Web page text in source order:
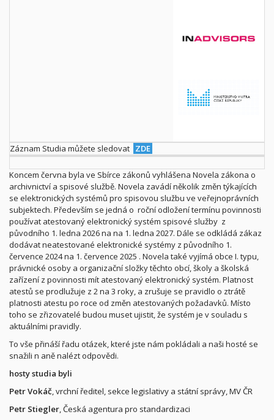
Záznam Studia můžete sledovat ZDE
Koncem června byla ve Sbírce zákonů vyhlášena Novela zákona o
archivnictví a spisové službě. Novela zavádí několik změn týkajících
se elektronických systémů pro spisovou službu ve veřejnoprávních
subjektech. Především se jedná o roční odložení termínu povinnosti
používat atestovaný elektronický systém spisové služby z
původního 1. ledna 2026 na na 1. ledna 2027. Dále se odkládá zákaz
dodávat neatestované elektronické systémy z původního 1.
července 2024 na 1. července 2025 . Novela také vyjímá obce I. typu,
právnické osoby a organizační složky těchto obcí, školy a školská
zařízení z povinnosti mít atestovaný elektronický systém. Platnost
atestů se prodlužuje z 2 na 3 roky, a zrušuje se pravidlo o ztrátě
platnosti atestu po roce od změn atestovaných požadavků. Místo
toho se zřizovatelé budou muset ujistit, že systém je v souladu s
aktuálními pravidly.
To vše přináší řadu otázek, které jste nám pokládali a naši hosté se
snažili n aně nalézt odpovědi.
hosty studia byli
Petr Vokáč , vrchní ředitel, sekce legislativy a státní správy, MV ČR
Petr Stiegler , Česká agentura pro standardizaci